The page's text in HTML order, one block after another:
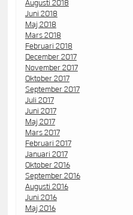
Augusti 2018
Juni 2018
Maj 2018
Mars 2018
Februari 2018
December 2017
November 2017
Oktober 2017
September 2017
Juli 2017
Juni 2017
Maj 2017
Mars 2017
Februari 2017
Januari 2017
Oktober 2016
September 2016
Augusti 2016
Juni 2016
Maj 2016